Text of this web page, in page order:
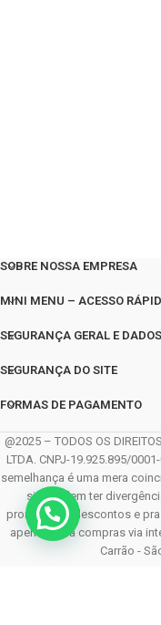
SOBRE NOSSA EMPRESA
MINI MENU – ACESSO
SEGURANÇA GERAL E DADOS
SEGURANÇA DO SITE
FORMAS DE PAGAMENTO
@2025 – TODOS OS
LTDA. CNPJ-19.925.895/
semelhança é uma mera
site podem ter
promoções, descontos e
apenas para compras via
Carrão -